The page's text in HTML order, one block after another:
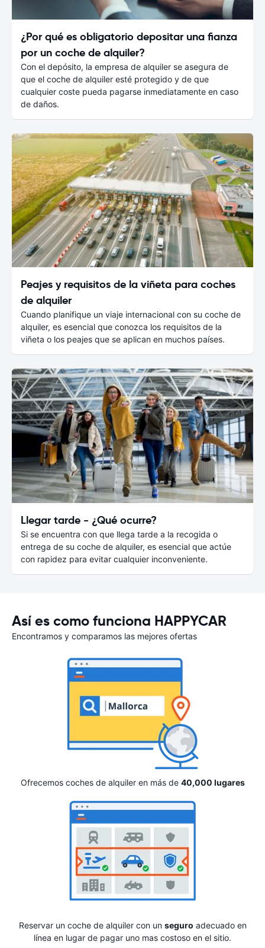
¿Por qué es obligatorio depositar una fianza
por un coche de alquiler?
Con el depósito, la empresa de alquiler se asegura de
que el coche de alquiler esté protegido y de que
cualquier coste pueda pagarse inmediatamente en caso
de daños.
Peajes y requisitos de la viñeta para coches
de alquiler
Cuando planifique un viaje internacional con su coche de
alquiler, es esencial que conozca los requisitos de la
viñeta o los peajes que se aplican en muchos países.
Llegar tarde - ¿Qué ocurre?
Si se encuentra con que llega tarde a la recogida o
entrega de su coche de alquiler, es esencial que actúe
con rapidez para evitar cualquier inconveniente.
Así es como funciona HAPPYCAR
Encontramos y comparamos las mejores ofertas
Ofrecemos coches de alquiler en más de 40,000 lugares
Reservar un coche de alquiler con un seguro adecuado en
línea en lugar de pagar uno mas costoso en el sitio.